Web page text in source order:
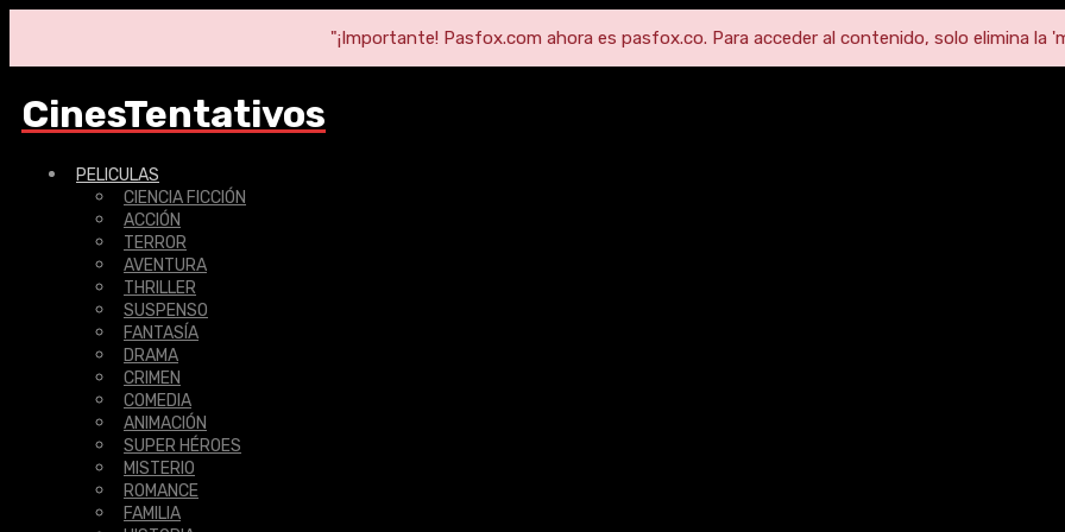
"¡Importante! Pasfox.com ahora es pasfox.co. Para acceder al contenido, solo elimina la
CinesTentativos
PELICULAS
CIENCIA FICCIÓN
ACCIÓN
TERROR
AVENTURA
THRILLER
SUSPENSO
FANTASÍA
DRAMA
CRIMEN
COMEDIA
ANIMACIÓN
SUPER HÉROES
MISTERIO
ROMANCE
FAMILIA